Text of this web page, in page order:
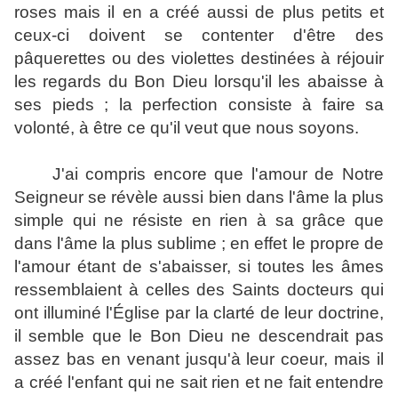
roses mais il en a créé aussi de plus petits et
ceux-ci doivent se contenter d'être des
pâquerettes ou des violettes destinées à réjouir
les regards du Bon Dieu lorsqu'il les abaisse à
ses pieds ; la perfection consiste à faire sa
volonté, à être ce qu'il veut que nous soyons.
J'ai compris encore que l'amour de Notre
Seigneur se révèle aussi bien dans l'âme la plus
simple qui ne résiste en rien à sa grâce que
dans l'âme la plus sublime ; en effet le propre de
l'amour étant de s'abaisser, si toutes les âmes
ressemblaient à celles des Saints docteurs qui
ont illuminé l'Église par la clarté de leur doctrine,
il semble que le Bon Dieu ne descendrait pas
assez bas en venant jusqu'à leur coeur, mais il
a créé l'enfant qui ne sait rien et ne fait entendre